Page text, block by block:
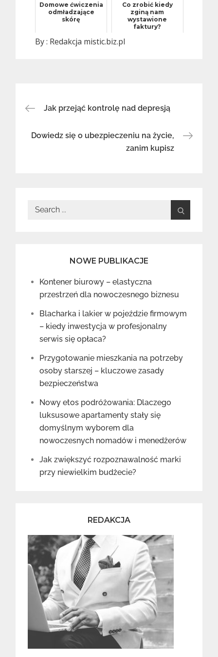
Domowe ćwiczenia
odmładzające
skórę
Co zrobić kiedy
zginą nam
wystawione
faktury?
By : Redakcja mistic.biz.pl
Nawigacja
wpisu
Jak przejąć kontrolę nad depresją
Dowiedz się o ubezpieczeniu na życie,
zanim kupisz
Search
NOWE PUBLIKACJE
Kontener biurowy – elastyczna
przestrzeń dla nowoczesnego biznesu
Blacharka i lakier w pojeździe firmowym
– kiedy inwestycja w profesjonalny
serwis się opłaca?
Przygotowanie mieszkania na potrzeby
osoby starszej – kluczowe zasady
bezpieczeństwa
Nowy etos podróżowania: Dlaczego
luksusowe apartamenty stały się
domyślnym wyborem dla
nowoczesnych nomadów i menedżerów
Jak zwiększyć rozpoznawalność marki
przy niewielkim budżecie?
REDAKCJA